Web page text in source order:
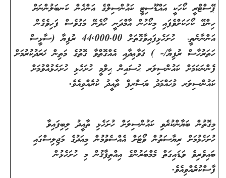
ޕޭސްޓްރީ ކޯހަކީ އައްޑޫސިޓީ ކައުންސިލްގެ އަންހެން ކަނބަލުންނަށް
ހިންގޭ ކޯހަކަށްވެފައި މިކޯހުން އާމްދަނީ ހޯދެނޭ މަގުވެސް ފަހިވެގެން
އަންނާނެތީ، ހުށަހެޅިފައިވާގޮތަށް 44,000.00 ރުފިޔާ (ސާޅީސް
ހަތަރުހާސް ރުފިޔާ/- ) ޤަވާޢިދާއި އެއްގޮތްވާ ގޮތުގެ މަތިން ޚަރަދުކުރުމަށް
ފެންނަކަމަށް ކައުންސިލަރ ޙުސައިން ޙިލްމީ ހުށަހެޅި ހުށަހެޅުއްވުމަށް
ކައުންސިލަރ މުޙައްމަދު ޔަސްރިފް ތާއީދު ކުރެއްވިއެވެ.
މިގޮތުން ބަޔާންކުރެވި ކައުންސިލަށް ހުށަހެޅި ތާއީދު ލިބިފައިވާ
ހުށަހެޅުމަށް ރިޔާސަތުން ވޯޓަށް އެއްސެވުމުން މިއަދުގެ މަޖިލިސްގައި
ބައިވެރިވެ ވަޑައިގަތް މެމްބަރުންގެ އިއްތިފާޤުން މި ހުށަހެޅުން
ފާސްކުރެއްވިއެވެ.